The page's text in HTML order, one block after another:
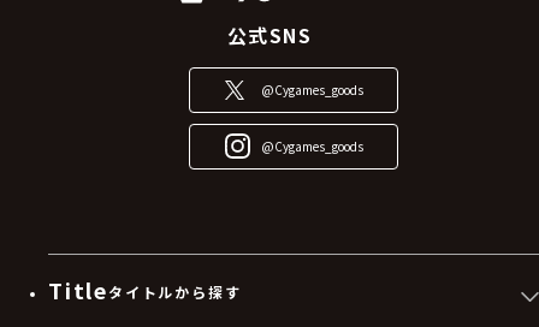
公式SNS
@Cygames_goods
@Cygames_goods
Titleタイトルから探す